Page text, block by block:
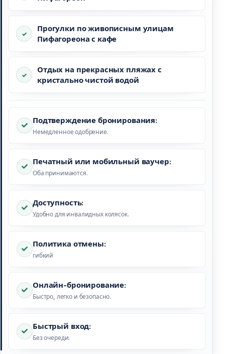
Прогулки по живописным улицам
Пифагореона с кафе
Отдых на прекрасных пляжах с
кристально чистой водой
Подтверждение бронирования:
Немедленное одобрение.
Печатный или мобильный ваучер:
Оба принимаются.
Доступность:
Удобно для инвалидных колясок.
Политика отмены:
гибкий
Онлайн-бронирование:
Быстро, легко и безопасно.
Быстрый вход:
Без очереди.